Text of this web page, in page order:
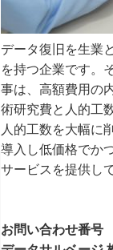
データ復旧を生業
を持つ企業です。
事は、高額費用の
術研究費と人的工
人的工数を大幅に
導入し低価格でか
サービスを提供し
お問い合わせ番号